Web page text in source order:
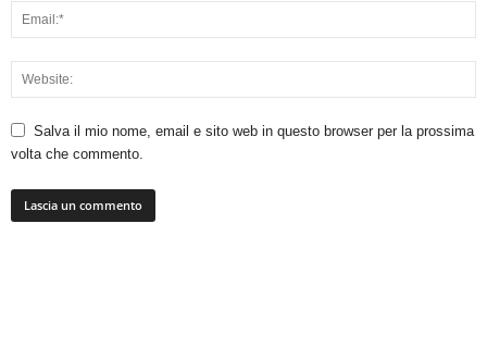
Salva il mio nome, email e sito web in questo browser per la prossima
volta che commento.